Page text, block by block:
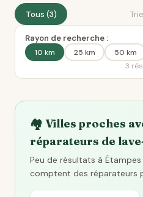
Tous (3)
Rayon de recherche :
10 km 25 km 50 km
3
🏘️ Villes proches
réparateurs de
Peu de résultats à Étampes
comptent des réparateurs